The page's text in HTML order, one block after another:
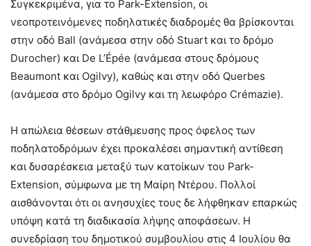
Συγκεκριμένα, για το Park-Extension, οι
νεοπροτεινόμενες ποδηλατικές διαδρομές θα βρίσκονται
στην οδό Ball (ανάμεσα στην οδό Stuart και το δρόμο
Durocher) και De L’Épée (ανάμεσα στους δρόμους
Beaumont και Ogilvy), καθώς και στην οδό Querbes
(ανάμεσα στο δρόμο Ogilvy και τη λεωφόρο Crémazie).
Η απώλεια θέσεων στάθμευσης προς όφελος των
ποδηλατοδρόμων έχει προκαλέσει σημαντική αντίθεση
και δυσαρέσκεια μεταξύ των κατοίκων του Park-
Extension, σύμφωνα με τη Μαίρη Ντέρου. Πολλοί
αισθάνονται ότι οι ανησυχίες τους δε λήφθηκαν επαρκώς
υπόψη κατά τη διαδικασία λήψης αποφάσεων. Η
συνεδρίαση του δημοτικού συμβουλίου στις 4 Ιουλίου θα